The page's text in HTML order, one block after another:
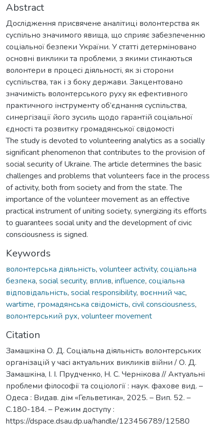
Abstract
Дослідження присвячене аналітиці волонтерства як
суспільно значимого явища, що сприяє забезпеченню
соціальної безпеки України. У статті детерміновано
основні виклики та проблеми, з якими стикаються
волонтери в процесі діяльності, як зі сторони
суспільства, так і з боку держави. Закцентовано
значимість волонтерського руху як ефективного
практичного інструменту об’єднання суспільства,
синергізації його зусиль щодо гарантій соціальної
єдності та розвитку громадянської свідомості
The study is devoted to volunteering analytics as a socially
significant phenomenon that contributes to the provision of
social security of Ukraine. The article determines the basic
challenges and problems that volunteers face in the process
of activity, both from society and from the state. The
importance of the volunteer movement as an effective
practical instrument of uniting society, synergizing its efforts
to guarantees social unity and the development of civic
consciousness is signed.
Keywords
волонтерська діяльність, volunteer activity, соціальна
безпека, social security, вплив, influence, соціальна
відповідальність, social responsibility, воєнний час,
wartime, громадянська свідомість, civil consciousness,
волонтерський рух, volunteer movement
Citation
Замашкіна О. Д. Соціальна діяльність волонтерських
організацій у часі актуальних викликів війни / О. Д.
Замашкіна, І. І. Прудченко, Н. С. Чернікова // Актуальні
проблеми філософії та соціології : наук. фахове вид. –
Одеса : Видав. дім «Гельветика», 2025. – Вип. 52. –
С.180-184. – Режим доступу :
https://dspace.dsau.dp.ua/handle/123456789/12580